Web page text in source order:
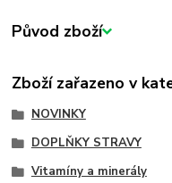
Původ zboží
Zboží zařazeno v
NOVINKY
DOPLŇKY STRAVY
Vitamíny a minerály